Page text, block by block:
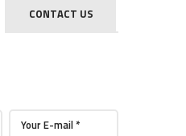
CONTACT US